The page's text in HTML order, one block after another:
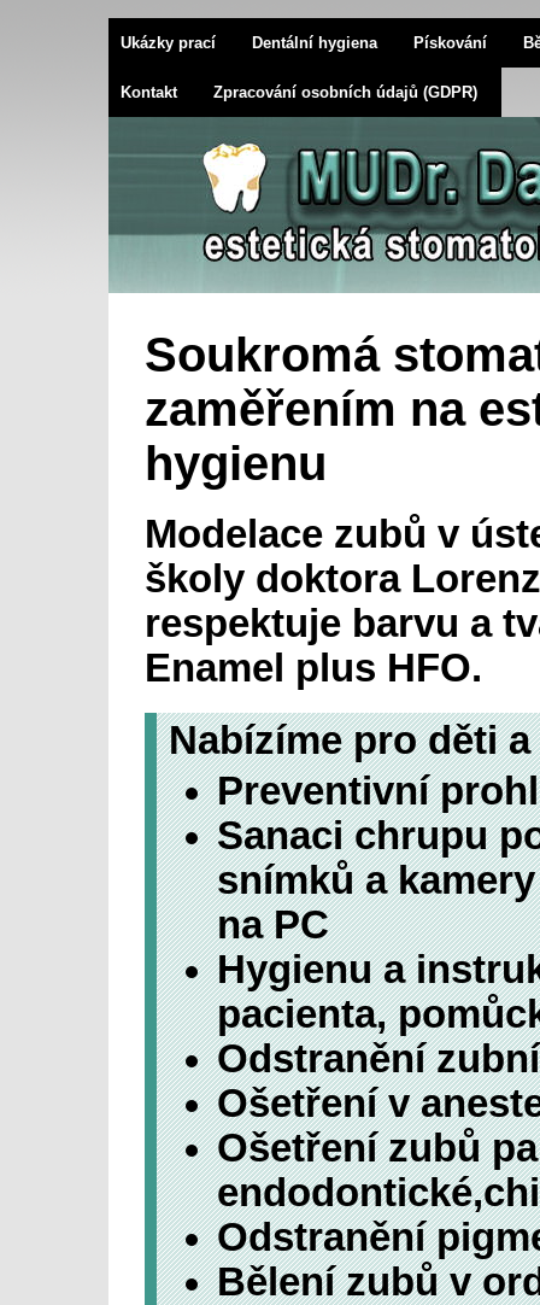
Ukázky prací Dentální hygiena Pískování
Kontakt Zpracování osobních údajů (GDPR)
Soukromá
zaměřením na
hygienu
Modelace zubů v
školy doktora
respektuje barvu a
Enamel plus HFO.
Nabízíme pro děti
Preventivní
Sanaci chrupu
snímků a
na PC
Hygienu a
pacienta,
Odstranění
Ošetření v
Ošetření zubů
Odstranění
Bělení zubů v